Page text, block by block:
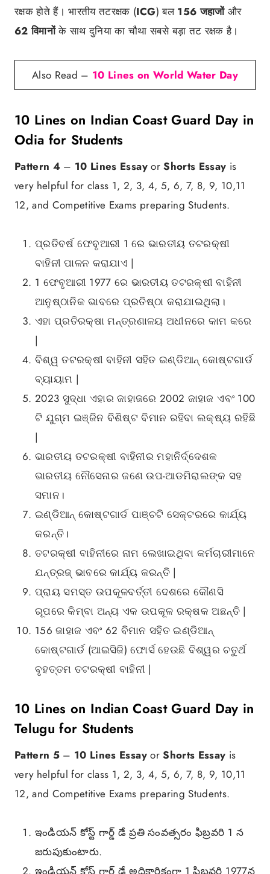
रक्षक होते हैं। भारतीय तटरक्षक (ICG) बल 156 जहाजोंऔर
62 विमानोंके साथ दुनिया का चौथा सबसे बड़ा तट रक्षक है।
Also Read – 10 Lines on World Water Day
10 Lines on Indian Coast Guard Day in
Odia for Students
Pattern 4 – 10 Lines EssayorShorts Essay is
very helpful for class 1, 2, 3, 4, 5, 6, 7, 8, 9, 10,11
12, and Competitive Exams preparing Students.
ପ୍ରତିବର୍ଷ ଫେବୃଆରୀ 1 ରେ ଭାରତୀୟ ତଟରକ୍ଷୀ
ବାହିନୀ ପାଳନ କରାଯାଏ |
1 ଫେବୃଆରୀ 1977 ରେ ଭାରତୀୟ ତଟରକ୍ଷୀ ବାହିନୀ
ଆନୁଷ୍ଠାନିକ ଭାବରେ ପ୍ରତିଷ୍ଠା କରାଯାଇଥିଲା।
ଏହା ପ୍ରତିରକ୍ଷା ମନ୍ତ୍ରଣାଳୟ ଅଧୀନରେ କାମ କରେ
|
ବିଶ୍ୱ ତଟରକ୍ଷୀ ବାହିନୀ ସହିତ ଇଣ୍ଡିଆନ୍ କୋଷ୍ଟଗାର୍ଡ
ବ୍ୟାୟାମ |
2023 ସୁଦ୍ଧା ଏହାର ଜାହାଜରେ 2002 ଜାହାଜ ଏବଂ 100
ଟି ଯୁଗ୍ମ ଇଞ୍ଜିନ ବିଶିଷ୍ଟ ବିମାନ ରହିବା ଲକ୍ଷ୍ୟ ରହିଛି
|
ଭାରତୀୟ ତଟରକ୍ଷୀ ବାହିନୀର ମହାନିର୍ଦ୍ଦେଶକ
ଭାରତୀୟ ନୌସେନାର ଜଣେ ଉପ-ଆଡମିରାଲଙ୍କ ସହ
ସମାନ।
ଇଣ୍ଡିଆନ୍ କୋଷ୍ଟଗାର୍ଡ ପାଞ୍ଚଟି ସେକ୍ଟରରେ କାର୍ଯ୍ୟ
କରନ୍ତି।
ତଟରକ୍ଷୀ ବାହିନୀରେ ନାମ ଲେଖାଇଥିବା କର୍ମଚାରୀମାନେ
ଯନ୍ତ୍ରଜ୍ ଭାବରେ କାର୍ଯ୍ୟ କରନ୍ତି |
ପ୍ରାୟ ସମସ୍ତ ଉପକୂଳବର୍ତ୍ତୀ ଦେଶରେ କୌଣସି
ରୂପରେ କିମ୍ବା ଅନ୍ୟ ଏକ ଉପକୂଳ ରକ୍ଷକ ଅଛନ୍ତି |
156 ଜାହାଜ ଏବଂ 62 ବିମାନ ସହିତ ଇଣ୍ଡିଆନ୍
କୋଷ୍ଟଗାର୍ଡ (ଆଇସିଜି) ଫୋର୍ସ ହେଉଛି ବିଶ୍ୱର ଚତୁର୍ଥ
ବୃହତ୍ତମ ତଟରକ୍ଷୀ ବାହିନୀ |
10 Lines on Indian Coast Guard Day in
Telugu for Students
Pattern 5 – 10 Lines EssayorShorts Essay is
very helpful for class 1, 2, 3, 4, 5, 6, 7, 8, 9, 10,11
12, and Competitive Exams preparing Students.
ఇండియన్ కోస్ట్ గార్డ్ డే ప్రతి సంవత్సరం ఫిబ్రవరి 1 న
జరుపుకుంటారు.
ఇండియన్ కోస్ట్ గార్డ్ డే అధికారికంగా 1 ఫిబ్రవరి 1977న